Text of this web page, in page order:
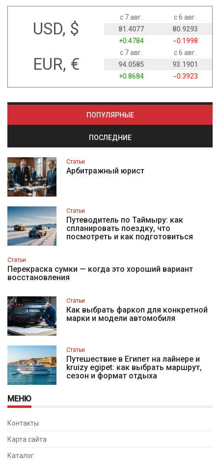
USD, $
с 7 авг.
с 6 авг.
81.4077
80.9293
+0.4784
−0.1998
EUR, €
с 7 авг.
с 6 авг.
94.0585
93.1901
+0.8684
−0.3923
ПОПУЛЯРНЫЕ
ПОСЛЕДНИЕ
Статьи
Арбитражный юрист
Статьи
Путеводитель по Таймыру: как
спланировать поездку, что
посмотреть и как подготовиться
Статьи
Перекраска сумки — когда это хороший вариант
восстановления
Статьи
Как выбрать фаркоп для конкретной
марки и модели автомобиля
Статьи
Путешествие в Египет на лайнере и
kruizy egipet: как выбрать маршрут,
сезон и формат отдыха
МЕНЮ
Контакты
Карта сайта
Каталог